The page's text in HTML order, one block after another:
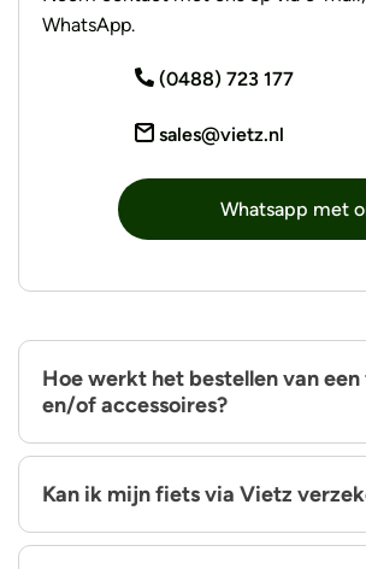
WhatsApp.
(0488) 723 177
sales@vietz.nl
Whatsapp met
Hoe werkt het bestellen van
en/of accessoires?
Kan ik mijn fiets via Vietz